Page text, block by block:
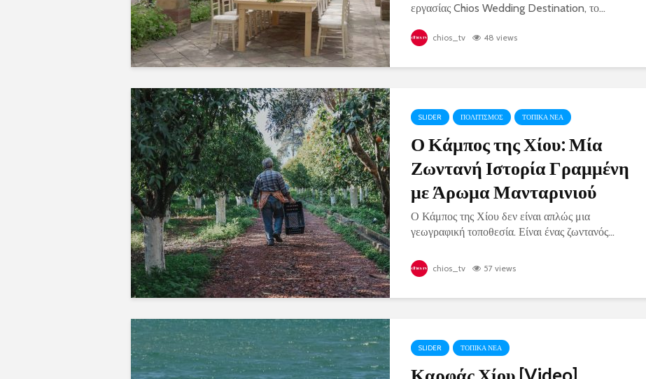
εργασίας Chios Wedding Destination, το...
chios_tv 48 views
SLIDER ΠΟΛΙΤΙΣΜΟΣ ΤΟΠΙΚΑ ΝΕΑ
Ο Κάμπος της Χίου: Μία
Ζωντανή Ιστορία Γραμμένη
με Άρωμα Μανταρινιού
Ο Κάμπος της Χίου δεν είναι απλώς μια
γεωγραφική τοποθεσία. Είναι ένας ζωντανός...
chios_tv 57 views
SLIDER ΤΟΠΙΚΑ ΝΕΑ